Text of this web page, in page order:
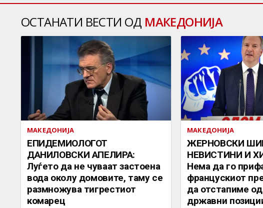
ОСТАНАТИ ВЕСТИ ОД МАКЕДОНИЈА
МАКЕДОНИЈА
EПИДЕМИОЛОГОТ
ДАНИЛОВСКИ АПЕЛИРА:
Луѓето да не чуваат застоена
вода околу домовите, таму се
размножува тигрестиот
комарец
МАКЕДОНИЈА
ЖЕРНОВСКИ
НЕВИСТИНИ И
Нема да го
францускиот
да отстапиме
државни